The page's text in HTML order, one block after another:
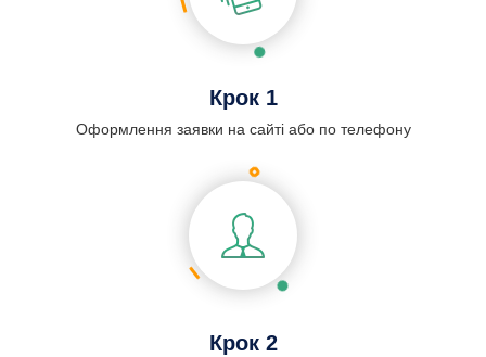
Крок 1
Оформлення заявки на сайті або по телефону
Крок 2